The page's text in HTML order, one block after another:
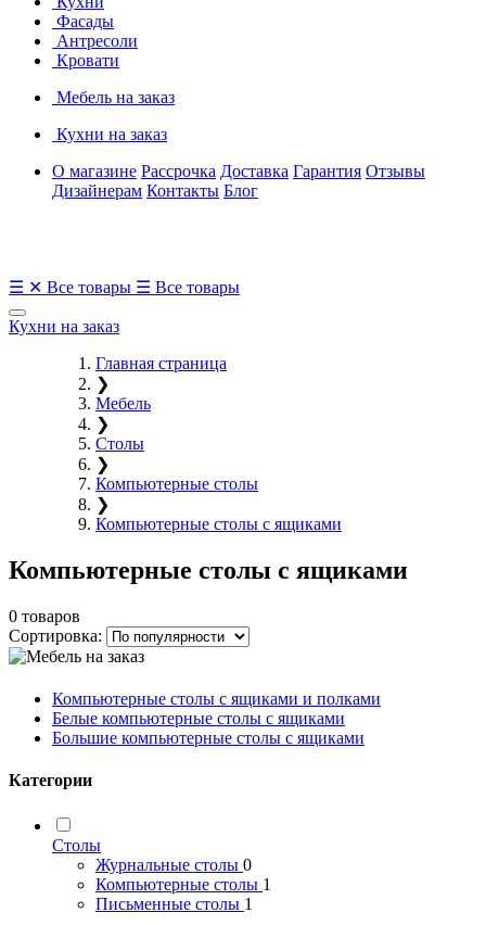
Фасады
Антресоли
Кровати
Мебель на заказ
Кухни на заказ
О магазине Рассрочка Доставка Гарантия Отзывы
Дизайнерам Контакты Блог
☰ ✕ Все товары ☰ Все товары
Кухни на заказ
Главная страница
❯
Мебель
❯
Столы
❯
Компьютерные столы
❯
Компьютерные столы с ящиками
Компьютерные столы с ящиками
0 товаров
Сортировка:
Компьютерные столы с ящиками и полками
Белые компьютерные столы с ящиками
Большие компьютерные столы с ящиками
Категории
Столы
Журнальные столы 0
Компьютерные столы 1
Письменные столы 1